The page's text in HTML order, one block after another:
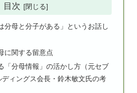
目次
分母と分子がある」というお話し
に関する留意点
「分母情報」の活かし方（元セブ
ディングス会長・鈴木敏文氏の考